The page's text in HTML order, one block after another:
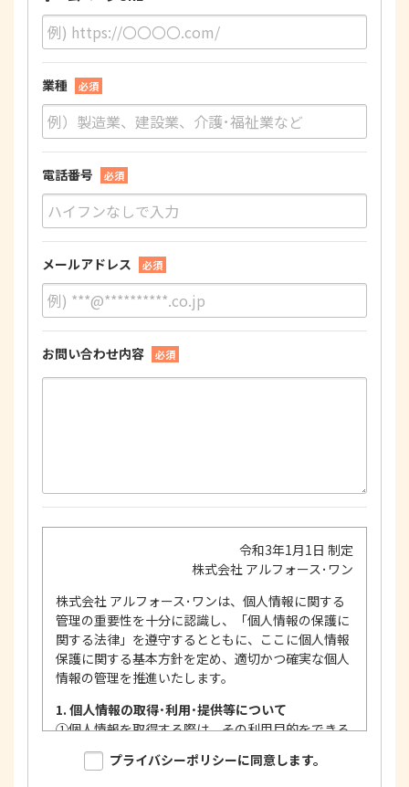
業種 必須
電話番号 必須
メールアドレス 必須
お問い合わせ内容 必須
令和3年1月1日 制定
株式会社 アルフォース･ワン
株式会社 アルフォース･ワンは、個人情報に関する
管理の重要性を十分に認識し、「個人情報の保護に
関する法律」を遵守するとともに、ここに個人情報
保護に関する基本方針を定め、適切かつ確実な個人
情報の管理を推進いたします。
1. 個人情報の取得･利用･提供等について
①個人情報を取得する際は、その利用目的をできる
限り明確に特定し、その目的達成に必要な限度に
おいて適法かつ公正な手段を用い、同意を得て取
プライバシーポリシーに同意します。